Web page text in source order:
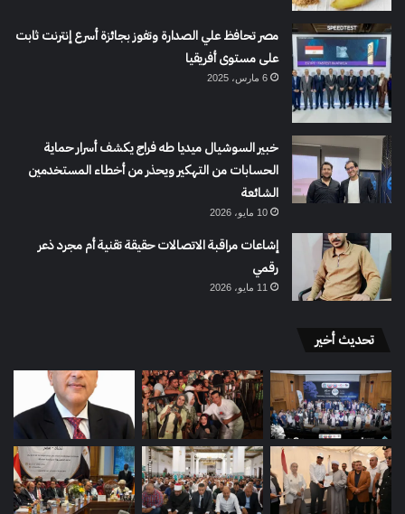
مصر تحافظ علي الصدارة وتفوز بجائزة أسرع إنترنت ثابت
على مستوى أفريقيا
6 مارس، 2025
خبير السوشيال ميديا طه فراج يكشف أسرار حماية
الحسابات من التهكير ويحذر من أخطاء المستخدمين
الشائعة
10 مايو، 2026
إشاعات مراقبة الاتصالات حقيقة تقنية أم مجرد ذعر
رقمي
11 مايو، 2026
تحديث أخير